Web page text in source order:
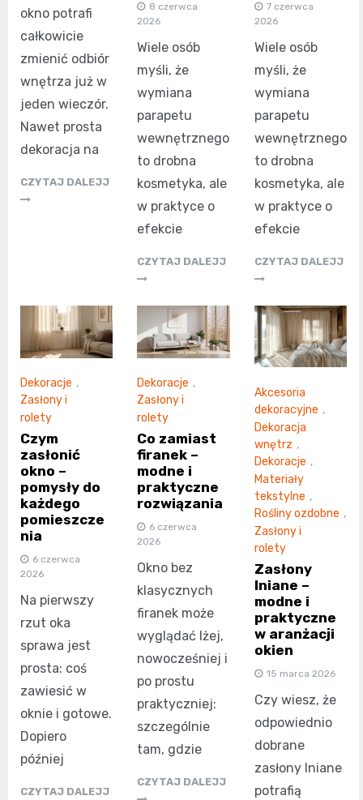
okno potrafi
całkowicie
zmienić odbiór
wnętrza już w
jeden wieczór.
Nawet prosta
dekoracja na
CZYTAJ DALEJJ
8 czerwca
2026
Wiele osób
myśli, że
wymiana
parapetu
wewnętrznego
to drobna
kosmetyka, ale
w praktyce o
efekcie
CZYTAJ DALEJJ
7 czerwca
2026
Wiele osób
myśli, że
wymiana
parapetu
wewnętrznego
to drobna
kosmetyka, ale
w praktyce o
efekcie
CZYTAJ DALEJJ
Dekoracje ,
Zasłony i
rolety
Czym
zasłonić
okno –
pomysły do
każdego
pomieszcze
nia
6 czerwca
2026
Na pierwszy
rzut oka
sprawa jest
prosta: coś
zawiesić w
oknie i gotowe.
Dopiero
później
CZYTAJ DALEJJ
Dekoracje ,
Zasłony i
rolety
Co zamiast
firanek –
modne i
praktyczne
rozwiązania
6 czerwca
2026
Okno bez
klasycznych
firanek może
wyglądać lżej,
nowocześniej i
po prostu
praktyczniej:
szczególnie
tam, gdzie
CZYTAJ DALEJJ
Akcesoria
dekoracyjne ,
Dekoracja
wnętrz ,
Dekoracje ,
Materiały
tekstylne ,
Rośliny ozdobne ,
Zasłony i
rolety
Zasłony
lniane –
modne i
praktyczne
w aranżacji
okien
15 marca 2026
Czy wiesz, że
odpowiednio
dobrane
zasłony lniane
potrafią